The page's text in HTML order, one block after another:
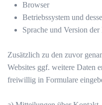
Browser
Betriebssystem und
Sprache und Version
Zusätzlich zu den zuvor
Websites ggf. weitere Daten
freiwillig in Formulare